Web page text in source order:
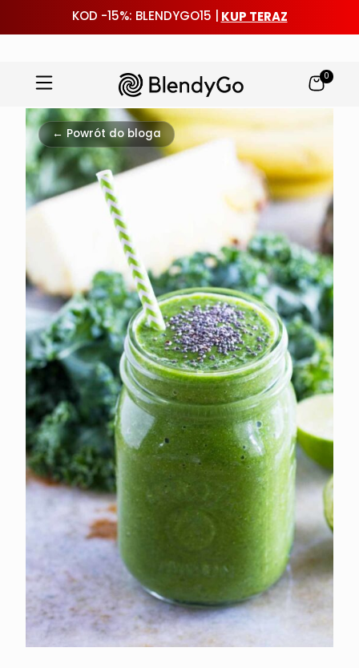
KOD -15%: BLENDYGO15 |KUP TERAZ
Przejdź
treści
0
← Powrót do bloga